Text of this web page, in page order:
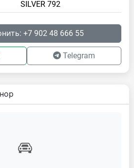
SILVER 792
+7 902 48 666 55
Telegram